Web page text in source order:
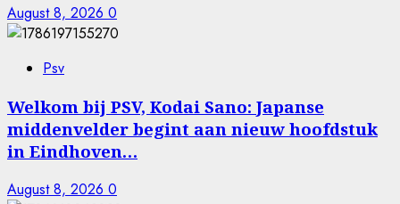
August 8, 2026 0
Psv
Welkom bij PSV, Kodai Sano: Japanse
middenvelder begint aan nieuw hoofdstuk
in Eindhoven…
August 8, 2026 0